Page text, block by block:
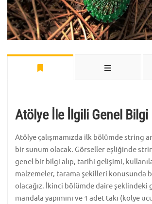
Atölye İle İlgili Genel Bilgi
Atölye çalışmamızda ilk bölümde string
bir sunum olacak. Görseller eşliğinde
genel bir bilgi alıp, tarihi gelişimi,
malzemeler, tarama şekilleri konusunda
olacağız. İkinci bölümde daire şeklindeki
mandala yapımını ve 1 adet takı (kolye